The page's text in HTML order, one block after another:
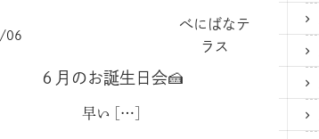
06
べにばなテ
ラス
６月のお誕生日会🍰
早い […]